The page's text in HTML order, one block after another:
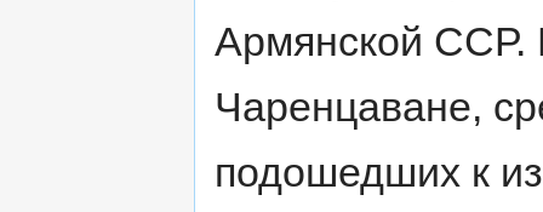
Армянской ССР.
Чаренцаване,
подошедших к